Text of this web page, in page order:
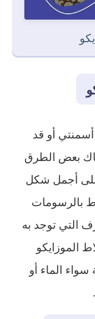
أسمنتي أو قد
بعض الطرق
أجمل شكل
بالرسومات
التي توجد به
الموزايكو
الماء أو